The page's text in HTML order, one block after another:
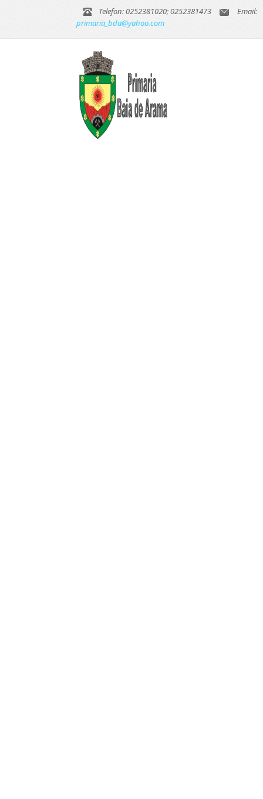
Telefon: 0252381020; 0252381473
Email:
primaria_bda@yahoo.com